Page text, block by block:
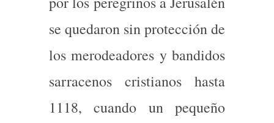
se quedaron sin protección de
los merodeadores y bandidos
sarracenos cristianos hasta
1118, cuando un pequeño